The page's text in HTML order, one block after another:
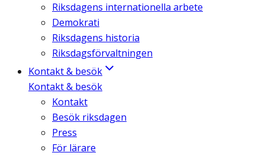
Riksdagens internationella arbete
Demokrati
Riksdagens historia
Riksdagsförvaltningen
Kontakt & besök
Kontakt & besök
Kontakt
Besök riksdagen
Press
För lärare